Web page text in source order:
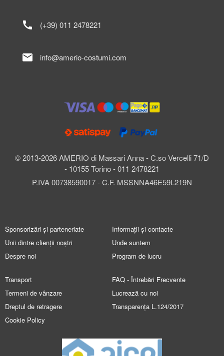
© 2013-2026 AMERIO di Massari Anna - C.so Vercelli 71/D
- 10155 Torino - 011 2478221
P.IVA 00738590017 - C.F. MSSNNA46E59L219N
call (+39) 011 2478221
mail info@amerio-costumi.com
Sponsorizări și parteneriate
Unii dintre clienții noștri
Despre noi
Informații și contacte
Unde suntem
Program de lucru
Transport
Termeni de vânzare
Dreptul de retragere
Cookie Policy
FAQ - Întrebări Frecvente
Lucrează cu noi
Transparența L.124/2017